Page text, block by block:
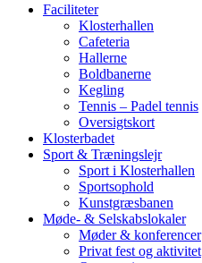
Faciliteter
Klosterhallen
Cafeteria
Hallerne
Boldbanerne
Kegling
Tennis – Padel tennis
Oversigtskort
Klosterbadet
Sport & Træningslejr
Sport i Klosterhallen
Sportsophold
Kunstgræsbanen
Møde- & Selskabslokaler
Møder & konferencer
Privat fest og aktivitet